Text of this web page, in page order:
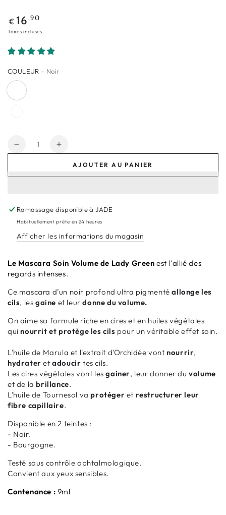
Prix
normal
€ 16 ,90
Taxes incluses.
COULEUR – Noir
Quantité
Réduire
Volume
Augmenter
quantité
Volume
AJOUTER AU PANIER
Ramassage disponible àJADE
Habituellement prête en 24 heures
Afficher les informations du magasin
Le Mascara Soin Volume de Lady Green est l’allié des
regards intenses.
Ce mascara d’un noir profond ultra pigmentéallonge les
cils, lesgaine et leurdonne du volume.
On aime sa formule riche en cires et en huiles végétales
quinourrit et protège les cils pour un véritable effet soin.
L'huile de Marula et l'extrait d'Orchidée vontnourrir,
hydrater etadoucir tes cils.
Les cires végétales vont lesgainer, leur donner du volume
et de la brillance.
L'huile de Tournesol vaprotéger et restructurer leur
fibre capillaire.
Disponible en2 teintes :
- Noir.
- Bourgogne.
Testé sous contrôle ophtalmologique.
Convient aux yeux sensibles.
Contenance : 9ml